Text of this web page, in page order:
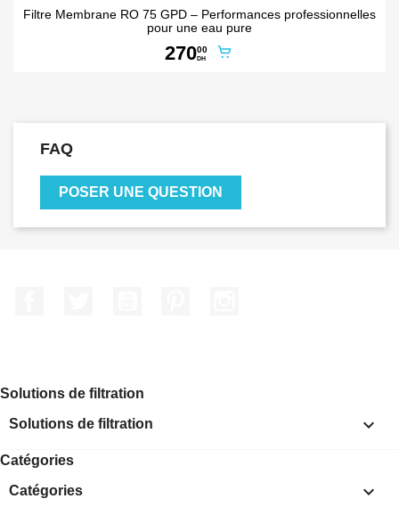
Filtre Membrane RO 75 GPD – Performances professionnelles
pour une eau pure
27000
DH
FAQ
POSER UNE QUESTION
Solutions de filtration
Solutions de filtration

Catégories
Catégories
